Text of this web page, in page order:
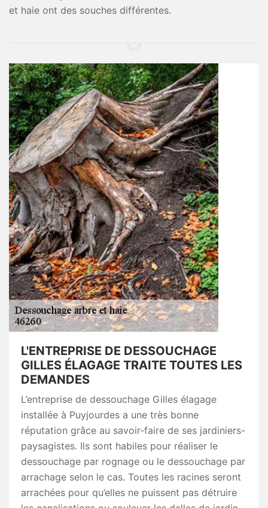
et haie ont des souches différentes.
L'ENTREPRISE DE DESSOUCHAGE
GILLES ÉLAGAGE TRAITE TOUTES LES
DEMANDES
L’entreprise de dessouchage Gilles élagage
installée à Puyjourdes a une très bonne
réputation grâce au savoir-faire de ses jardiniers-
paysagistes. Ils sont habiles pour réaliser le
dessouchage par rognage ou le dessouchage par
arrachage selon le cas. Toutes les racines seront
arrachées pour qu’elles ne puissent pas détruire